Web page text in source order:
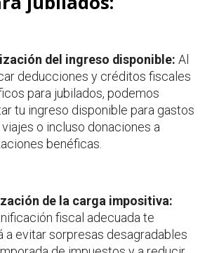
del ingreso disponible: Al
deducciones y créditos fiscales
para jubilados, podemos
tu ingreso disponible para gastos
viajes o incluso donaciones a
benéficas.
de la carga impositiva:
fiscal adecuada te
a evitar sorpresas desagradables